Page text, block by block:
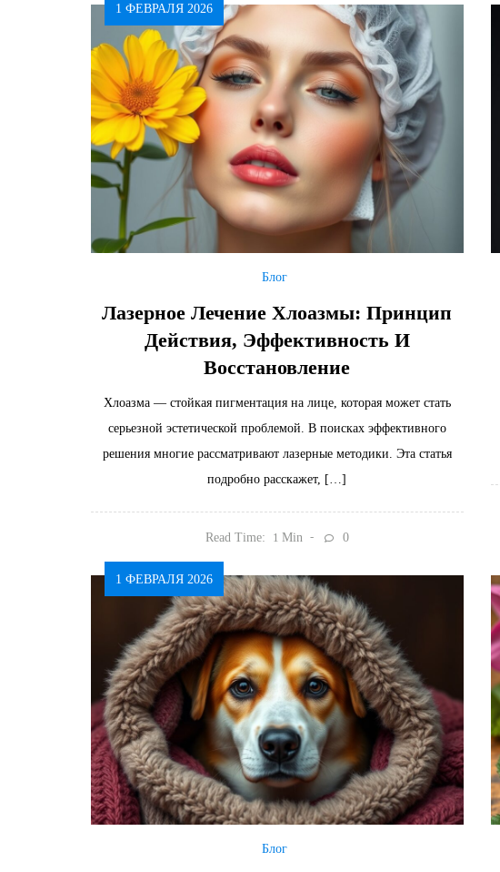
1 ФЕВРАЛЯ 2026
Блог
Лазерное Лечение Хлоазмы: Принцип
Действия, Эффективность И
Восстановление
Хлоазма — стойкая пигментация на лице, которая может стать
серьезной эстетической проблемой. В поисках эффективного
решения многие рассматривают лазерные методики. Эта статья
подробно расскажет, […]
Read Time: 1Min 0
1 ФЕВРАЛЯ 2026
Блог